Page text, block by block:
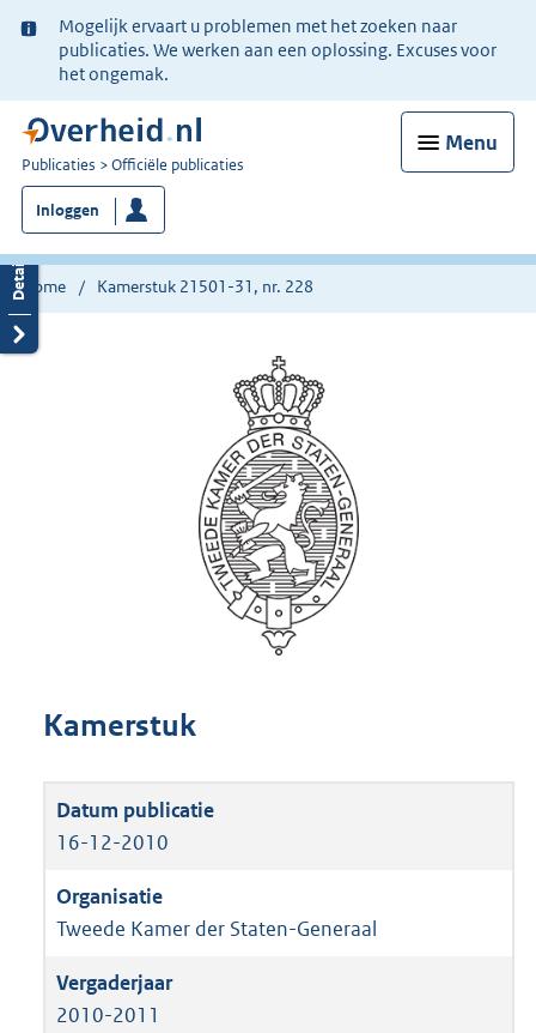
Ter
informatie:
Mogelijk ervaart u problemen met het zoeken naar
publicaties. We werken aan een oplossing. Excuses voor
het ongemak.
Menu
U
bent
nu
hier:
Publicaties Officiële publicaties
Inloggen
Home Kamerstuk 21501-31, nr. 228
Kamerstuk
16-12-2010
Tweede Kamer der Staten-Generaal
2010-2011